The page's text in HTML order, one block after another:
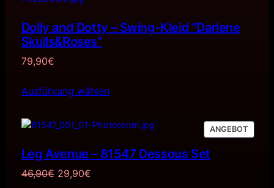
Dolly and Dotty – Swing-Kleid “Darlene
Skulls&Roses”
79,90€
Ausführung wählen
ANGEBOT
IM
Leg Avenue – 81547 Dessous Set
46,90€ Ursprünglicher
29,90€Aktueller